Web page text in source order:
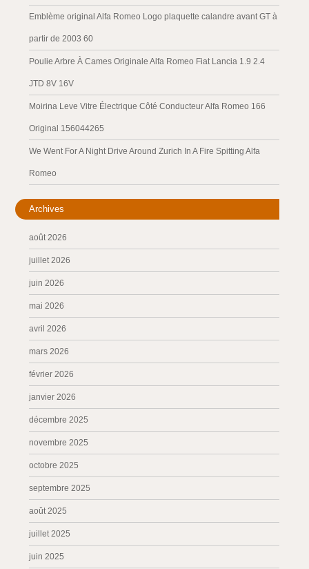
Emblème original Alfa Romeo Logo plaquette calandre avant GT à
partir de 2003 60
Poulie Arbre À Cames Originale Alfa Romeo Fiat Lancia 1.9 2.4
JTD 8V 16V
Moirina Leve Vitre Électrique Côté Conducteur Alfa Romeo 166
Original 156044265
We Went For A Night Drive Around Zurich In A Fire Spitting Alfa
Romeo
Archives
août 2026
juillet 2026
juin 2026
mai 2026
avril 2026
mars 2026
février 2026
janvier 2026
décembre 2025
novembre 2025
octobre 2025
septembre 2025
août 2025
juillet 2025
juin 2025